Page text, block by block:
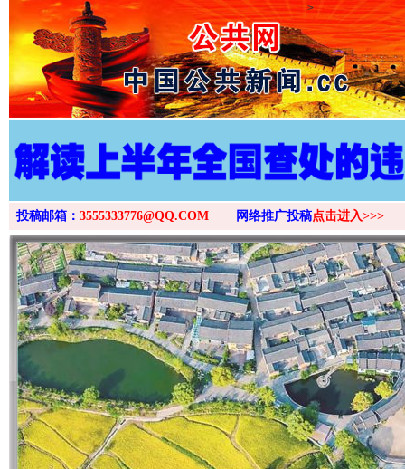
>
投稿邮箱： 3555333776@QQ.COM 网络推广投稿点击进入>>>